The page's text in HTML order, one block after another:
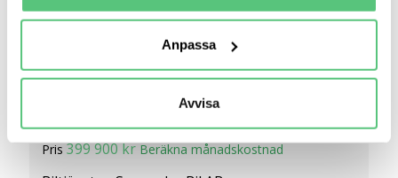
Ta reda på mer om hur dina personliga uppgifter
Du kan ändra eller dra tillbaka ditt samtycke när som
helst från cookie-förklaringen.
en säker - och trygg marknadsplats och för att kunna ge
Anpassa
Avvisa
Kia e-Soul Advance Plus Long Range 64 kWh
Pris399 900 kr Beräkna månadskostnad